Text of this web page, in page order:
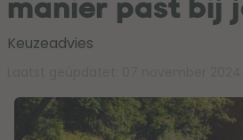
manier past bij
Keuzeadvies